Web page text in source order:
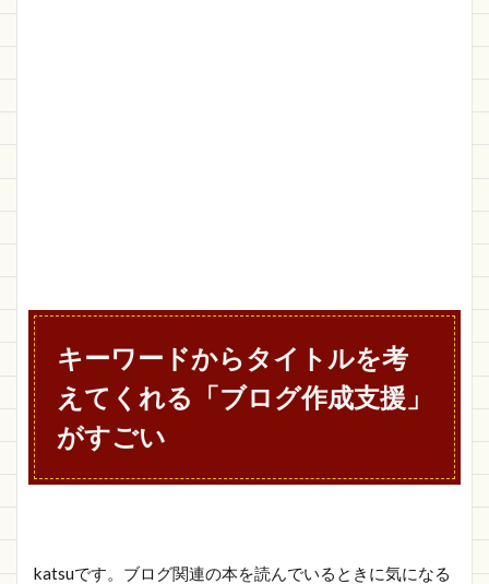
キーワードからタイトルを考
えてくれる「ブログ作成支援」
がすごい
katsuです。ブログ関連の本を読んでいるときに気になる